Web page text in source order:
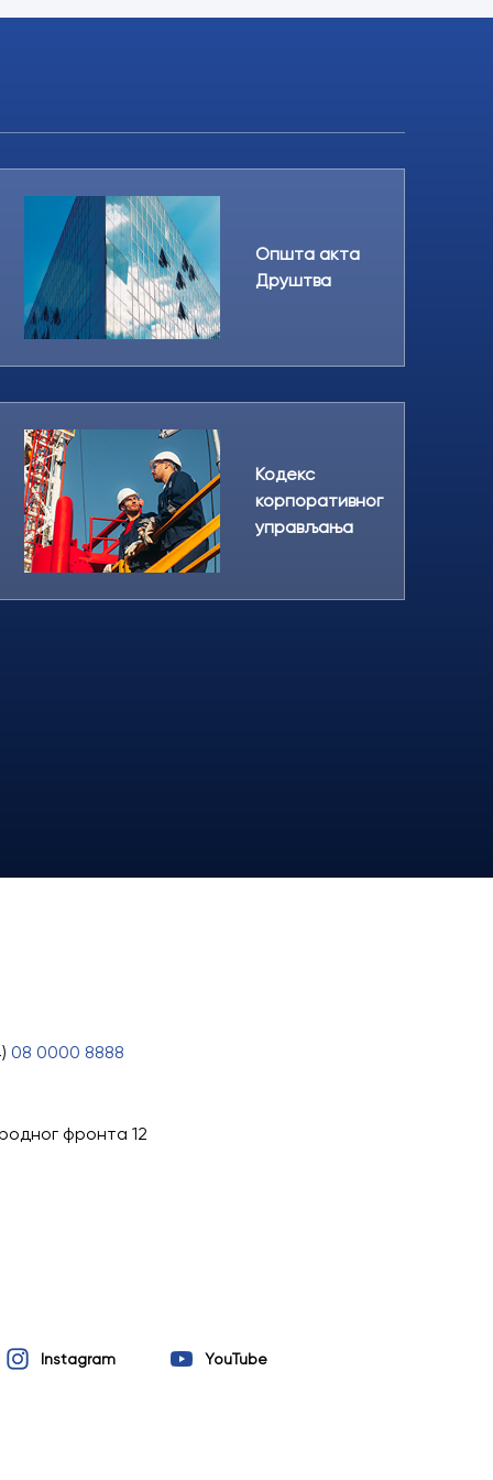
Општа акта
Друштва
Кодекс
корпоративног
управљања
08 0000 8888
фронта 12
Instagram YouTube